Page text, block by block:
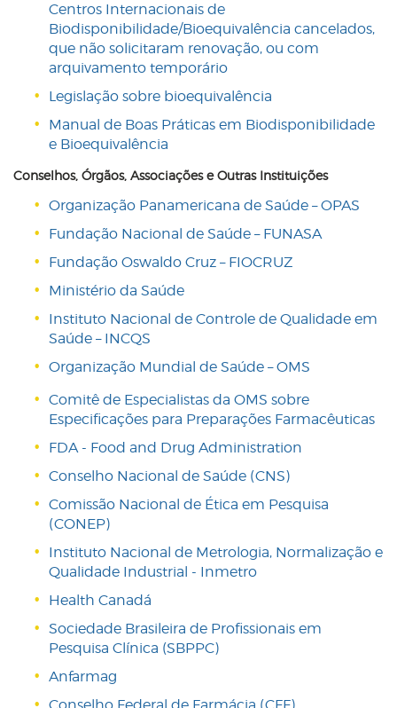
Centros Internacionais de
Biodisponibilidade/Bioequivalência cancelados,
que não solicitaram renovação, ou com
arquivamento temporário
Legislação sobre bioequivalência
Manual de Boas Práticas em Biodisponibilidade
e Bioequivalência
Conselhos, Órgãos, Associações e Outras Instituições
Organização Panamericana de Saúde – OPAS
Fundação Nacional de Saúde – FUNASA
Fundação Oswaldo Cruz – FIOCRUZ
Ministério da Saúde
Instituto Nacional de Controle de Qualidade em
Saúde – INCQS
Organização Mundial de Saúde – OMS
Comitê de Especialistas da OMS sobre
Especificações para Preparações Farmacêuticas
FDA - Food and Drug Administration
Conselho Nacional de Saúde (CNS)
Comissão Nacional de Ética em Pesquisa
(CONEP)
Instituto Nacional de Metrologia, Normalização e
Qualidade Industrial - Inmetro
Health Canadá
Sociedade Brasileira de Profissionais em
Pesquisa Clínica (SBPPC)
Anfarmag